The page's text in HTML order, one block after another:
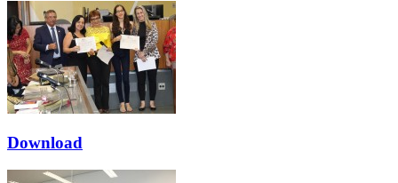
Download